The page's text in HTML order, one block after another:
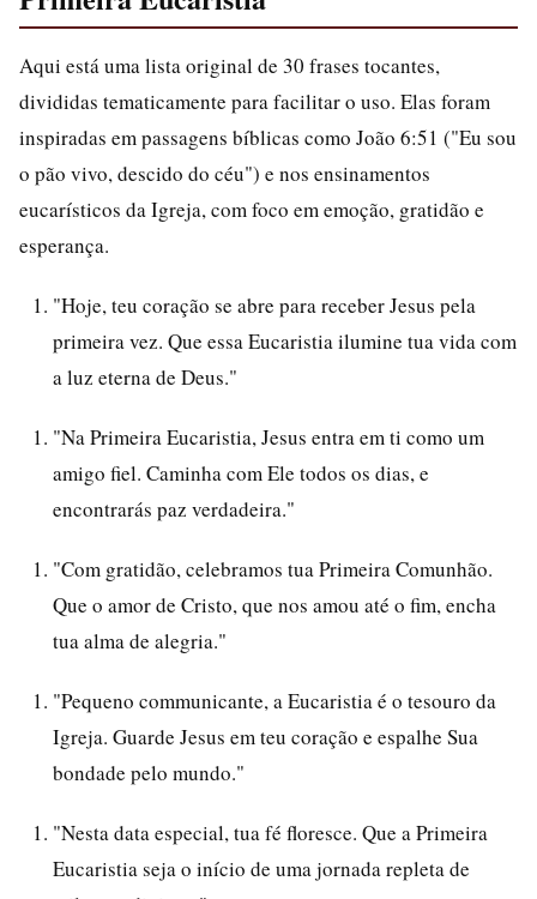
Aqui está uma lista original de 30 frases tocantes,
divididas tematicamente para facilitar o uso. Elas foram
inspiradas em passagens bíblicas como João 6:51 ("Eu sou
o pão vivo, descido do céu") e nos ensinamentos
eucarísticos da Igreja, com foco em emoção, gratidão e
esperança.
"Hoje, teu coração se abre para receber Jesus pela
primeira vez. Que essa Eucaristia ilumine tua vida com
a luz eterna de Deus."
"Na Primeira Eucaristia, Jesus entra em ti como um
amigo fiel. Caminha com Ele todos os dias, e
encontrarás paz verdadeira."
"Com gratidão, celebramos tua Primeira Comunhão.
Que o amor de Cristo, que nos amou até o fim, encha
tua alma de alegria."
"Pequeno communicante, a Eucaristia é o tesouro da
Igreja. Guarde Jesus em teu coração e espalhe Sua
bondade pelo mundo."
"Nesta data especial, tua fé floresce. Que a Primeira
Eucaristia seja o início de uma jornada repleta de